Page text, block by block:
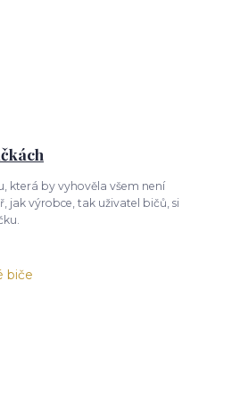
která by vyhověla všem není
jak výrobce, tak uživatel bičů, si